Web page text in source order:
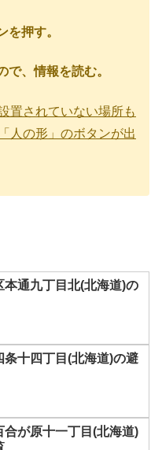
を押す。
、情報を読む。
置されていない場所も
人の形」のボタンが出
本通九丁目北(北海道)の
条十四丁目(北海道)の避
合が原十一丁目(北海道)